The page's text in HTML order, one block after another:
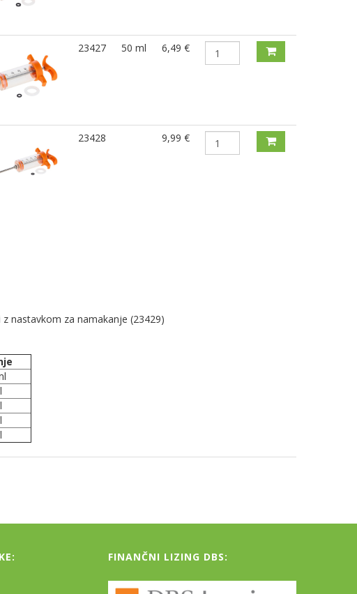
23427 50 ml 6,49 €
23428 9,99 €
nastavkom za namakanje (23429)
FINANČNI LIZING DBS: